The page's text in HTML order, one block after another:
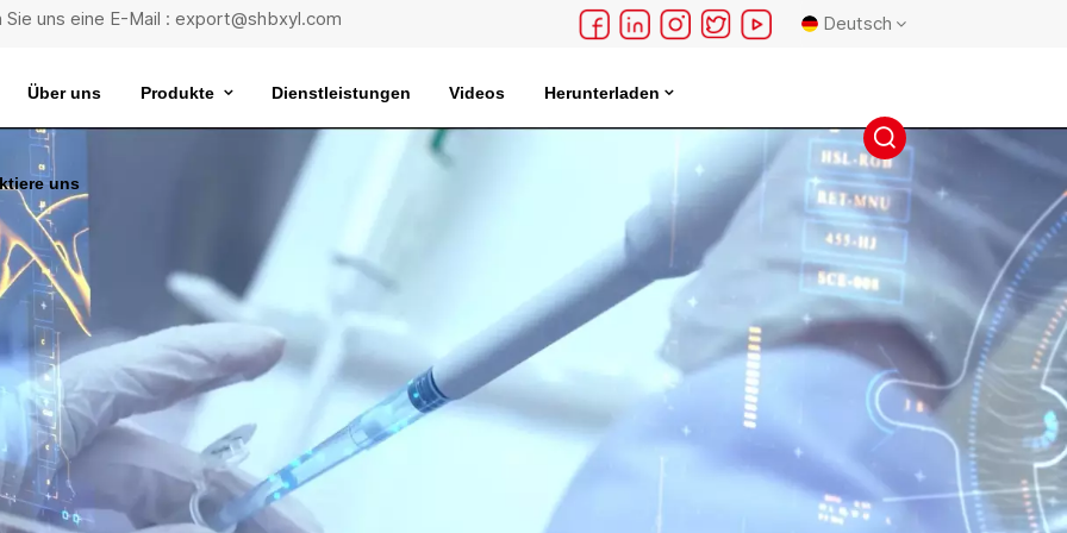
Sie uns eine E-Mail : export@shbxyl.com Deutsch
English
français
русский
español
português
日本語
Über uns Produkte Dienstleistungen Videos Herunterladen
uns